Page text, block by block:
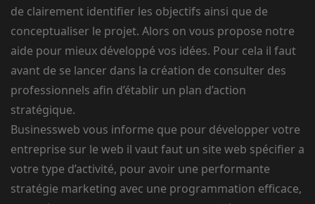
de clairement identifier les objectifs ainsi que de
conceptualiser le projet. Alors on vous propose notre
aide pour mieux développé vos idées. Pour cela il faut
avant de se lancer dans la création de consulter des
professionnels afin d’établir un plan d’action
stratégique.
Businessweb vous informe que pour développer votre
entreprise sur le web il vaut faut un site web spécifier a
votre type d’activité, pour avoir une performante
stratégie marketing avec une programmation efficace,